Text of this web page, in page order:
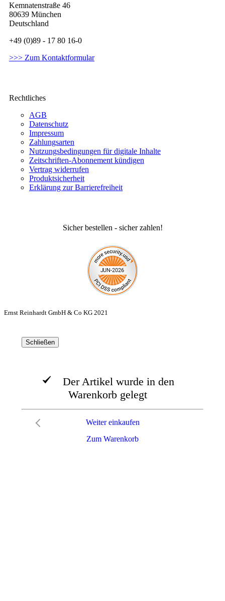
Kemnatenstraße 46
80639 München
Deutschland
+49 (0)89 - 17 80 16-0
>>> Zum Kontaktformular
Rechtliches
AGB
Datenschutz
Impressum
Zahlungsarten
Nutzungsbedingungen für digitale Inhalte
Zeitschriften-Abonnement kündigen
Vertrag widerrufen
Produktsicherheit
Erklärung zur Barrierefreiheit
Sicher bestellen - sicher zahlen!
Ernst Reinhardt GmbH & Co KG 2021
Schließen
Der Artikel wurde in den
Warenkorb gelegt
Zum Warenkorb
Weiter einkaufen